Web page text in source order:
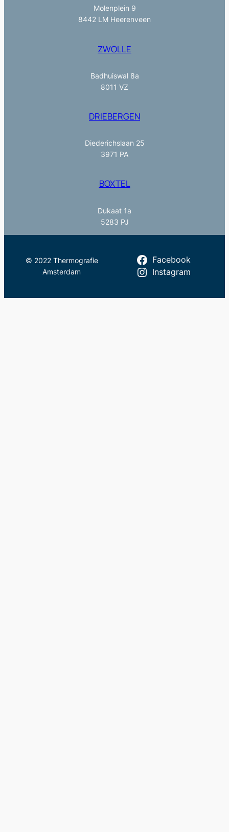
Molenplein 9
8442 LM Heerenveen
ZWOLLE
Badhuiswal 8a
8011 VZ
DRIEBERGEN
Diederichslaan 25
3971 PA
BOXTEL
Dukaat 1a
5283 PJ
© 2022 Thermografie
Amsterdam
Facebook
Instagram